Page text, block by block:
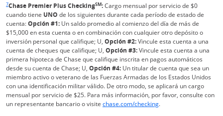
7Chase Premier Plus CheckingSM:Cargo mensual por servicio de $0
cuando tiene UNO de los siguientes durante cada período de estado de
cuenta:Opción #1: Un saldo promedio al comienzo del día de más de
$15,000 en esta cuenta o en combinación con cualquier otro depósito o
inversión personal que califique; U, Opción #2:Vincule esta cuenta a una
cuenta de cheques que califique; U, Opción #3:Vincule esta cuenta a una
primera hipoteca de Chase que califique inscrita en pagos automáticos
desde su cuenta de Chase; U, Opción #4: Un titular de cuenta que sea un
miembro activo o veterano de las Fuerzas Armadas de los Estados Unidos
con una identificación militar válido. De otro modo, se aplicará un cargo
mensual por servicio de $25. Para más información, por favor, consulte con
un representante bancario o visite chase.com/checkingActualiza la página
.